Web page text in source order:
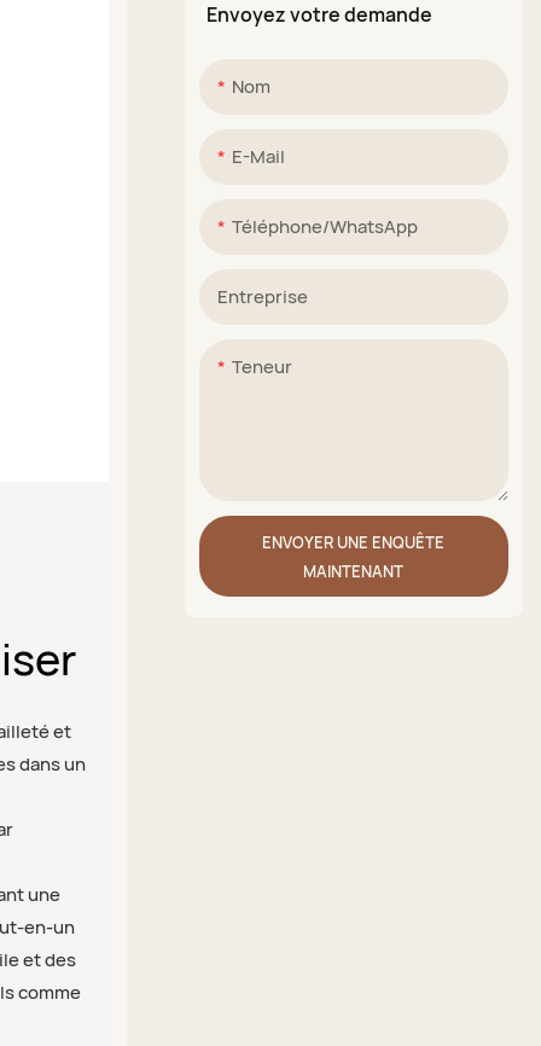
et
dans un
une
en-un
et des
comme
Envoyez votre demande
Nom
E-Mail
Téléphone/WhatsApp
Entreprise
Teneur
ENVOYER UNE ENQUÊTE
MAINTENANT